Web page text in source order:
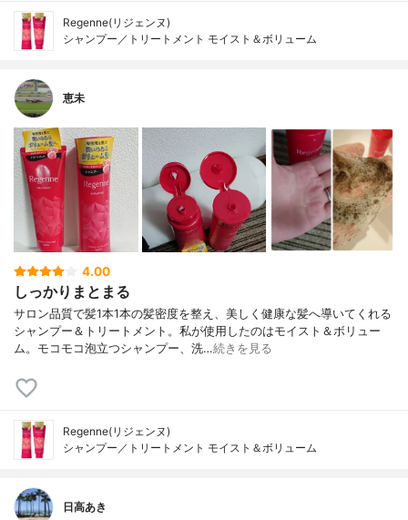
Regenne(リジェンヌ)
シャンプー／トリートメント モイスト＆ボリューム
恵未
4.00
しっかりまとまる
サロン品質で髪1本1本の髪密度を整え、美しく健康な髪へ導いてくれる
シャンプー＆トリートメント。私が使用したのはモイスト＆ボリュー
ム。モコモコ泡立つシャンプー、洗…続きを見る
Regenne(リジェンヌ)
シャンプー／トリートメント モイスト＆ボリューム
日高あき